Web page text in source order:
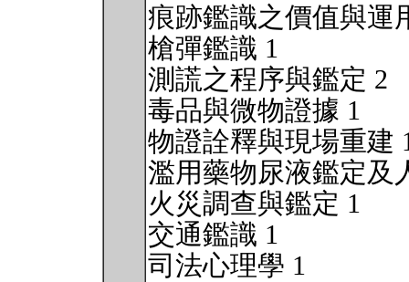
痕跡鑑識之價值與運
槍彈鑑識 1
測謊之程序與鑑定 2
毒品與微物證據 1
物證詮釋與現場重建
濫用藥物尿液鑑定及
火災調查與鑑定 1
交通鑑識 1
司法心理學 1